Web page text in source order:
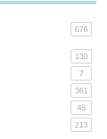
676
130
7
361
45
213